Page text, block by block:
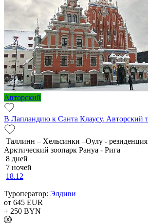
Авторский
В Лапландию к Санта Клаусу. Авторский
Таллинн – Хельсинки –Оулу -
Арктический зоопарк Рануа - Рига
8 дней
7 ночей
18.12
Туроператор: Элдиви
от 645 EUR
+ 250 BYN